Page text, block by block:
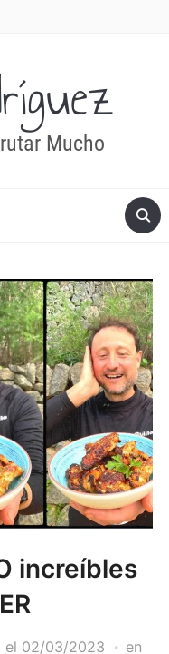
Mucho
increíbles
el 02/03/2023
en